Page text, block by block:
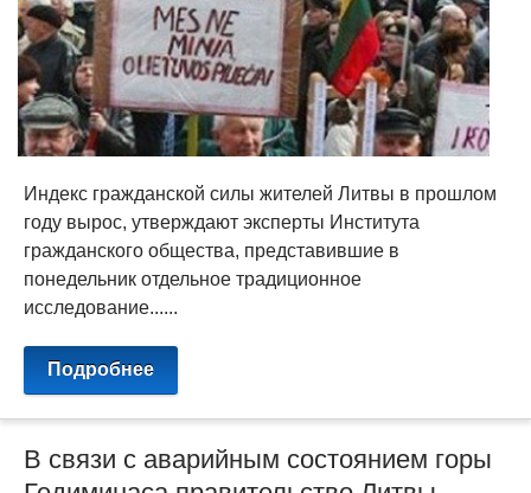
Индекс гражданской силы жителей Литвы в прошлом
году вырос, утверждают эксперты Института
гражданского общества, представившие в
понедельник отдельное традиционное
исследование......
Подробнее
В связи с аварийным состоянием горы